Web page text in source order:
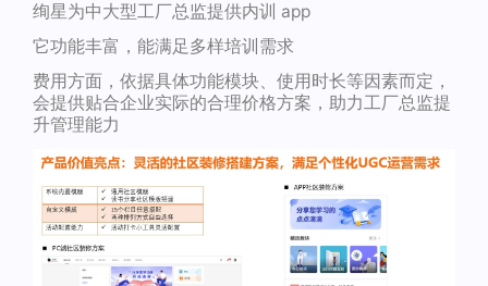
绚星为中大型工厂总监提供内训 app
它功能丰富，能满足多样培训需求
费用方面，依据具体功能模块、使用时长等因素而定，
会提供贴合企业实际的合理价格方案，助力工厂总监提
升管理能力